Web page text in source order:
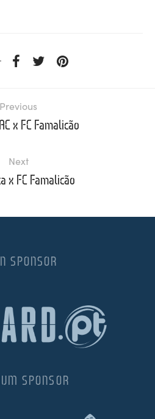
Previous
x FC Famalicão
Next
x FC Famalicão
SPONSOR
SPONSOR